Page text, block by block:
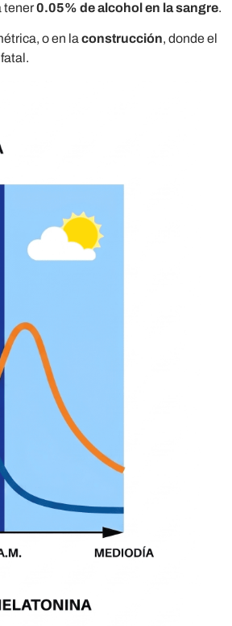
tener0.05% de alcohol en la sangre.
o en laconstrucción, donde el